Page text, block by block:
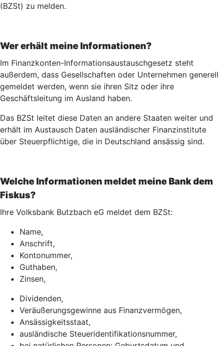
(BZSt) zu melden.
Wer erhält meine Informationen?
Im Finanzkonten-Informationsaustauschgesetz steht
außerdem, dass Gesellschaften oder Unternehmen generell
gemeldet werden, wenn sie ihren Sitz oder ihre
Geschäftsleitung im Ausland haben.
Das BZSt leitet diese Daten an andere Staaten weiter und
erhält im Austausch Daten ausländischer Finanzinstitute
über Steuerpflichtige, die in Deutschland ansässig sind.
Welche Informationen meldet meine Bank dem
Fiskus?
Ihre Volksbank Butzbach eG meldet dem BZSt:
Name,
Anschrift,
Kontonummer,
Guthaben,
Zinsen,
Dividenden,
Veräußerungsgewinne aus Finanzvermögen,
Ansässigkeitsstaat,
ausländische Steueridentifikationsnummer,